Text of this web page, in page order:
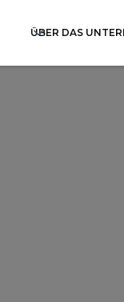
ÜBER DAS